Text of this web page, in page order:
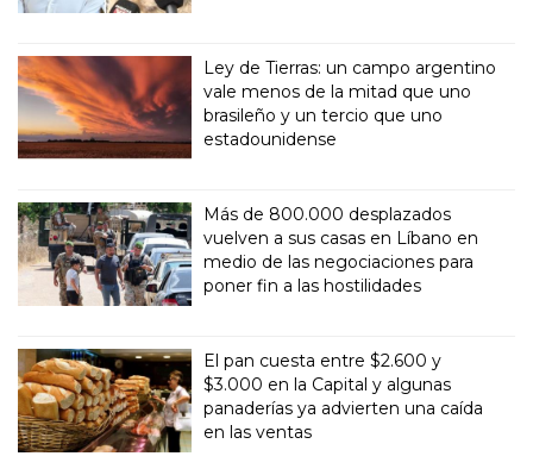
Ley de Tierras: un campo argentino
vale menos de la mitad que uno
brasileño y un tercio que uno
estadounidense
Más de 800.000 desplazados
vuelven a sus casas en Líbano en
medio de las negociaciones para
poner fin a las hostilidades
El pan cuesta entre $2.600 y
$3.000 en la Capital y algunas
panaderías ya advierten una caída
en las ventas